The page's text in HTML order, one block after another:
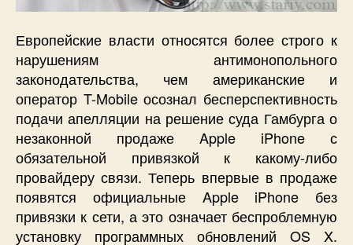
Европейские власти относятся более строго к
нарушениям антимонопольного
законодательства, чем американские и
оператор T-Mobile осознал бесперспективность
подачи апелляции на решение суда Гамбурга о
незаконной продаже Apple iPhone
с
обязательной привязкой к какому-либо
провайдеру связи. Теперь впервые в продаже
появятся официальные Apple iPhone
без
привязки к сети, а это означает беспроблемную
установку программных обновлений OS X.